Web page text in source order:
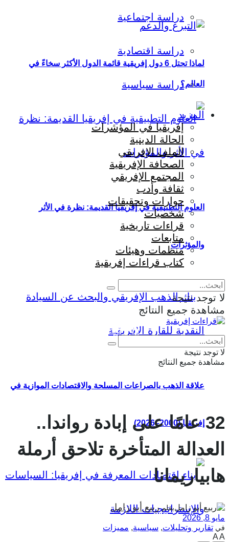
دراسة اجتماعية
دراسة اقتصادية
دراسة سياسية
العلوم التطبيقية في إفريقيا القديمة: نظرة في الأثر
والمؤثرات
علاقة الذهب بالصراعات المسلحة والاقتصادات الموازية في
إفريقيا (2000–2026)
لماذا تحتل 6 دول إفريقية قائمة الدول الأكثر سخاءً في
العالم؟
المزيد
إفريقيا في المؤشرات
الحالة الدينية
الملف الإفريقي
الصحافة الإفريقية
المجتمع الإفريقي
ثقافة وأدب
حوارات وتحقيقات
شخصيات
قراءات تاريخية
متابعات
منظمات وهيئات
كتاب قراءات إفريقية
لا توجد نتيجة
مشاهدة جميع النتائج
Eng Fr
لا توجد نتيجة
مشاهدة جميع النتائج
32 عامًا على إبادة رواندا..
العدالة المتأخرة تلاحق أرملة
هابياريمانا
بقلمربيع أبو زامل
مايو 8, 2026
في تقارير وتحليلات, سياسية, مميزات
AA